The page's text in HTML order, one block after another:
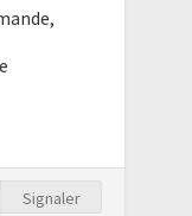
Signaler